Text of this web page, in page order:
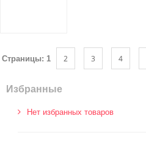
Страницы: 1 2 3 4
Избранные
Нет избранных товаров